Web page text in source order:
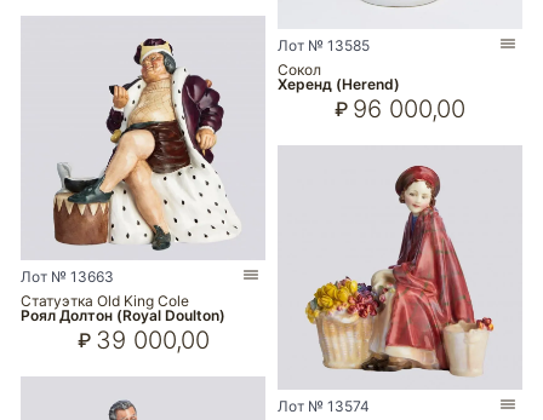
Лот № 13663
Статуэтка Old King Cole
Роял Долтон (Royal Doulton)
₽ 39 000,00
Лот № 13585
Сокол
Херенд (Herend)
₽ 96 000,00
Лот № 13574